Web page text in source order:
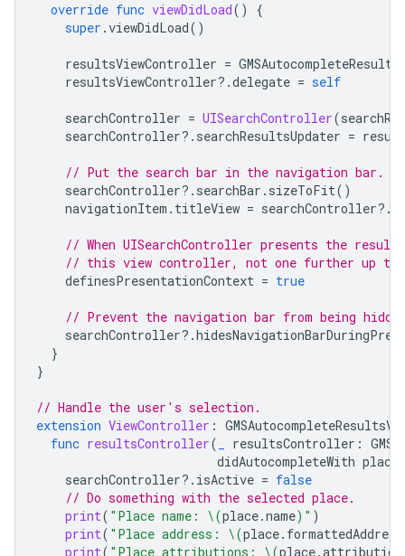
override func viewDidLoad()
{
super .viewDidLoad()
resultsViewController =
resultsViewController?.delegate = self
searchController = UISearchController(
searchController?. searchResultsUpdater =
// Put the search bar in the navigation bar.
searchController?. searchBar . sizeToFit()
navigationItem . titleView = searchController?.
// When UISearchController presents the
// this view controller, not one further up
definesPresentationContext = true
// Prevent the navigation bar from being
searchController?.
}
}
// Handle the user's selection.
extension ViewController :
func resultsController( resultsController :
didAutocompleteWith place
searchController?. isActive = false
// Do something with the selected place.
print( "Place name: \(place.name) " )
print( "Place address: \(place. formattedAddress
print( "Place attributions: \(place.